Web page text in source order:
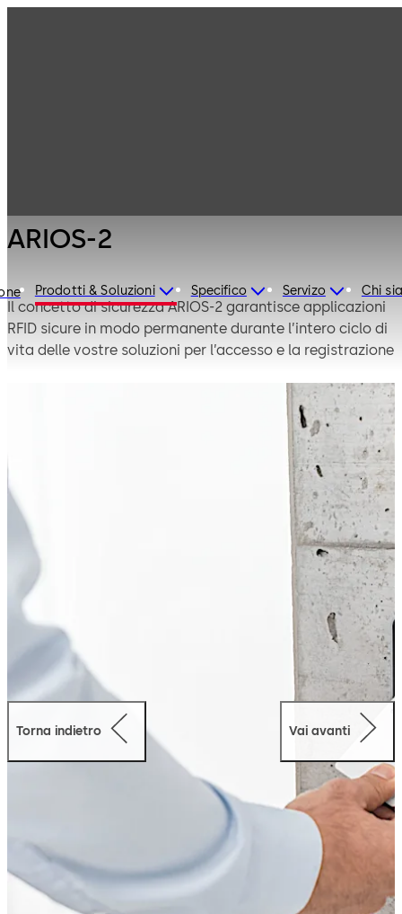
Prodotti & Soluzioni Specifico Servizo Chi
ARIOS-2
Il concetto di sicurezza ARIOS-2 garantisce applicazioni
RFID sicure in modo permanente durante l’intero ciclo di
vita delle vostre soluzioni per l’accesso e la registrazione
rispetto alle comuni soluzioni MIFARE, rendendo il vostro
controllo degli accessi e la registrazione orari ancora
Con ARIOS-2 non sono più necessarie elaborate misure
di sicurezza per mantenere segrete le chiavi impianto, in
quanto il sistema funziona con chiavi non leggibili.
ARIOS-2 consente inoltre di memorizzare le chiavi dati in
modo sicuro e semplice, evitando così la divulgazione o
la manipolazione inavvertita.
In questo modo, proteggete il vostro sistema
interamente, dai componenti di sistema fino alla singola
scheda ID, a partire dalla messa in funzione, passando
per l’utilizzo corrente, fino alla manutenzione e ai
processi d’ordine delle schede.
Torna indietro Vai avanti